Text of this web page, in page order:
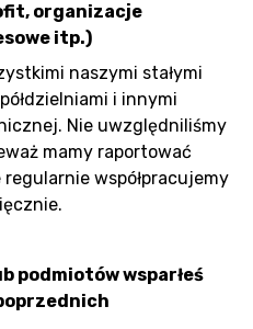
organizacje
itp.)
naszymi stałymi
i innymi
Nie uwzględniliśmy
mamy raportować
współpracujemy
podmiotów wsparłeś